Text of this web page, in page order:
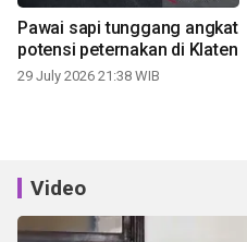
Pawai sapi tunggang angkat
potensi peternakan di Klaten
29 July 2026 21:38 WIB
Video